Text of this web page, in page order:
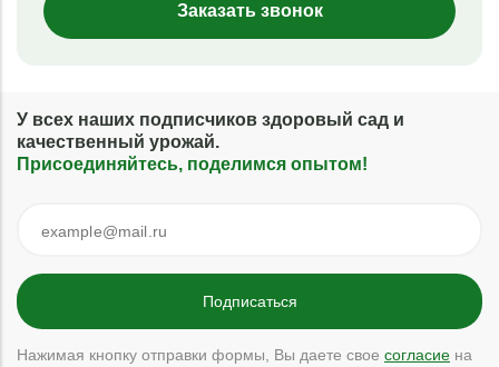
Заказать звонок
У всех наших подписчиков здоровый сад и
качественный урожай.
Присоединяйтесь, поделимся опытом!
Нажимая кнопку отправки формы, Вы даете свое согласие на